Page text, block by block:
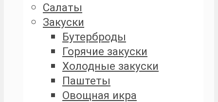
Салаты
Закуски
Бутерброды
Горячие закуски
Холодные закуски
Паштеты
Овощная икра